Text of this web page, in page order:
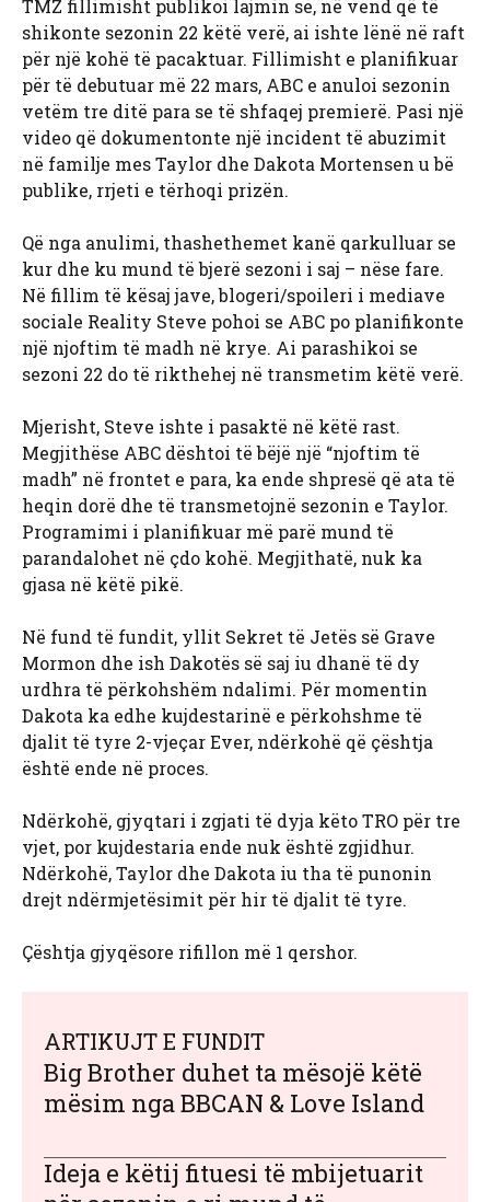
TMZ fillimisht publikoi lajmin se, në vend që të
shikonte sezonin 22 këtë verë, ai ishte lënë në raft
për një kohë të pacaktuar. Fillimisht e planifikuar
për të debutuar më 22 mars, ABC e anuloi sezonin
vetëm tre ditë para se të shfaqej premierë. Pasi një
video që dokumentonte një incident të abuzimit
në familje mes Taylor dhe Dakota Mortensen u bë
publike, rrjeti e tërhoqi prizën.
Që nga anulimi, thashethemet kanë qarkulluar se
kur dhe ku mund të bjerë sezoni i saj – nëse fare.
Në fillim të kësaj jave, blogeri/spoileri i mediave
sociale Reality Steve pohoi se ABC po planifikonte
një njoftim të madh në krye. Ai parashikoi se
sezoni 22 do të rikthehej në transmetim këtë verë.
Mjerisht, Steve ishte i pasaktë në këtë rast.
Megjithëse ABC dështoi të bëjë një “njoftim të
madh” në frontet e para, ka ende shpresë që ata të
heqin dorë dhe të transmetojnë sezonin e Taylor.
Programimi i planifikuar më parë mund të
parandalohet në çdo kohë. Megjithatë, nuk ka
gjasa në këtë pikë.
Në fund të fundit, yllit Sekret të Jetës së Grave
Mormon dhe ish Dakotës së saj iu dhanë të dy
urdhra të përkohshëm ndalimi. Për momentin
Dakota ka edhe kujdestarinë e përkohshme të
djalit të tyre 2-vjeçar Ever, ndërkohë që çështja
është ende në proces.
Ndërkohë, gjyqtari i zgjati të dyja këto TRO për tre
vjet, por kujdestaria ende nuk është zgjidhur.
Ndërkohë, Taylor dhe Dakota iu tha të punonin
drejt ndërmjetësimit për hir të djalit të tyre.
Çështja gjyqësore rifillon më 1 qershor.
ARTIKUJT E FUNDIT
Big Brother duhet ta mësojë këtë
mësim nga BBCAN & Love Island
Ideja e këtij fituesi të mbijetuarit